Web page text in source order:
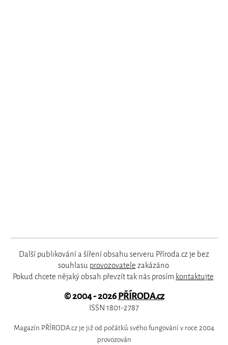
Další publikování a šíření obsahu serveru Příroda.cz je bez
souhlasu provozovatele zakázáno.
Pokud chcete nějaký obsah převzít tak nás prosím kontaktujte.
© 2004 - 2026PŘÍRODA.cz
ISSN 1801-2787
Magazín PŘÍRODA.cz je již od počátků svého fungování v roce 2004
provozován